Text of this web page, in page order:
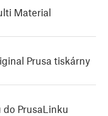
Material
Prusa tiskárny
do PrusaLinku